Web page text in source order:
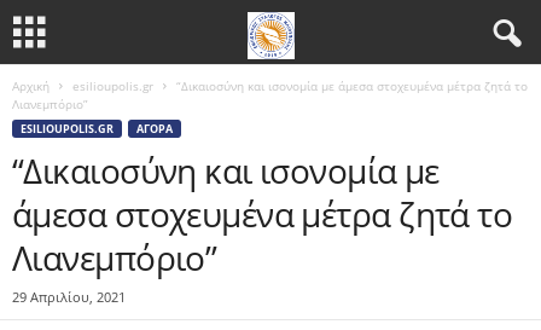
Αρχική esilioupolis.gr
“Δικαιοσύνη και ισονομία με άμεσα στοχευμένα μέτρα ζητά το
Λιανεμπόριο”
ESILIOUPOLIS.GR ΑΓΟΡΆ
“Δικαιοσύνη και ισονομία με
άμεσα στοχευμένα μέτρα ζητά το
Λιανεμπόριο”
29 Απριλίου, 2021